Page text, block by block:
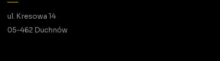
ul. Kresowa 14
05-462 Duchnów